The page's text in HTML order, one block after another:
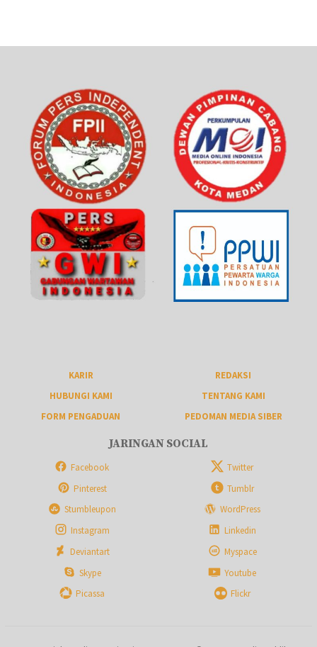
KARIR
REDAKSI
HUBUNGI KAMI
TENTANG KAMI
FORM PENGADUAN
PEDOMAN MEDIA SIBER
JARINGAN SOCIAL
Facebook
Twitter
Pinterest
Tumblr
Stumbleupon
WordPress
Instagram
Linkedin
Deviantart
Myspace
Skype
Youtube
Picassa
Flickr